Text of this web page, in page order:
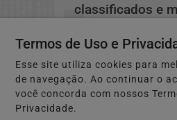
classificados e
CRIAR MINHA
Termos de Uso e
Esse site utiliza cookies para
de navegação. Ao continuar o
você concorda com nossos
Privacidade.